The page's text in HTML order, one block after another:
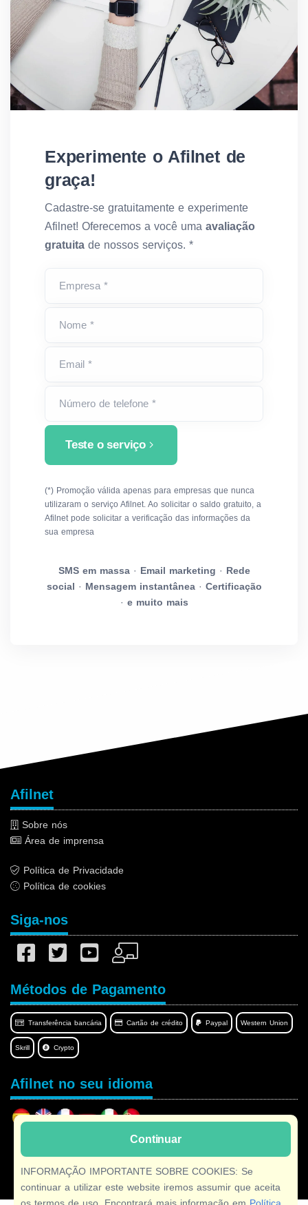
Experimente o Afilnet de
graça!
Cadastre-se gratuitamente e experimente
Afilnet! Oferecemos a você uma avaliação
gratuita de nossos serviços. *
Empresa *
Nome *
Email *
Número de telefone *
Teste o serviço
(*) Promoção válida apenas para empresas que nunca
utilizaram o serviço Afilnet. Ao solicitar o saldo gratuito, a
Afilnet pode solicitar a verificação das informações da
sua empresa
SMS em massa· Email marketing · Rede
social · Mensagem instantânea· Certificação
· e muito mais
Continuar
INFORMAÇÃO IMPORTANTE SOBRE COOKIES: Se
continuar a utilizar este website iremos assumir que aceita
Afilnet
Sobre nós
Área de imprensa
Política de Privacidade
Política de cookies
Siga-nos
Métodos de Pagamento
Transferência bancária Cartão de crédito Paypal Western Union
Skrill Crypto
Afilnet no seu idioma
Copyright © 2026 Afilnet· Todos os direitos reservados